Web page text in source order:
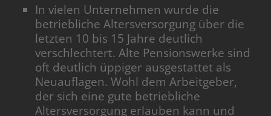
In vielen Unternehmen wurde die
betriebliche Altersversorgung über die
letzten 10 bis 15 Jahre deutlich
verschlechtert. Alte Pensionswerke sind
oft deutlich üppiger ausgestattet als
Neuauflagen. Wohl dem Arbeitgeber,
der sich eine gute betriebliche
Altersversorgung erlauben kann und